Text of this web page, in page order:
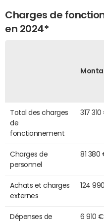
Charges de
en 2024*
Total des charges
de
fonctionnement
317
Charges de
personnel
81 380
Achats et charges
externes
124
Dépenses de 6 910 €